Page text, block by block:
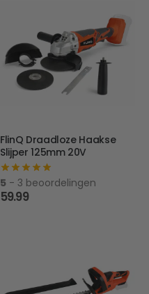
FlinQ Draadloze Haakse
Slijper 125mm 20V
5 - 3 beoordelingen
59.99